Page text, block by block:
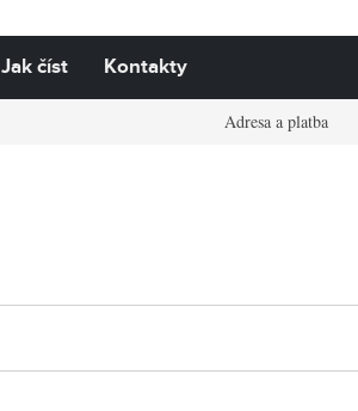
Jak číst Kontakty
Adresa a platba